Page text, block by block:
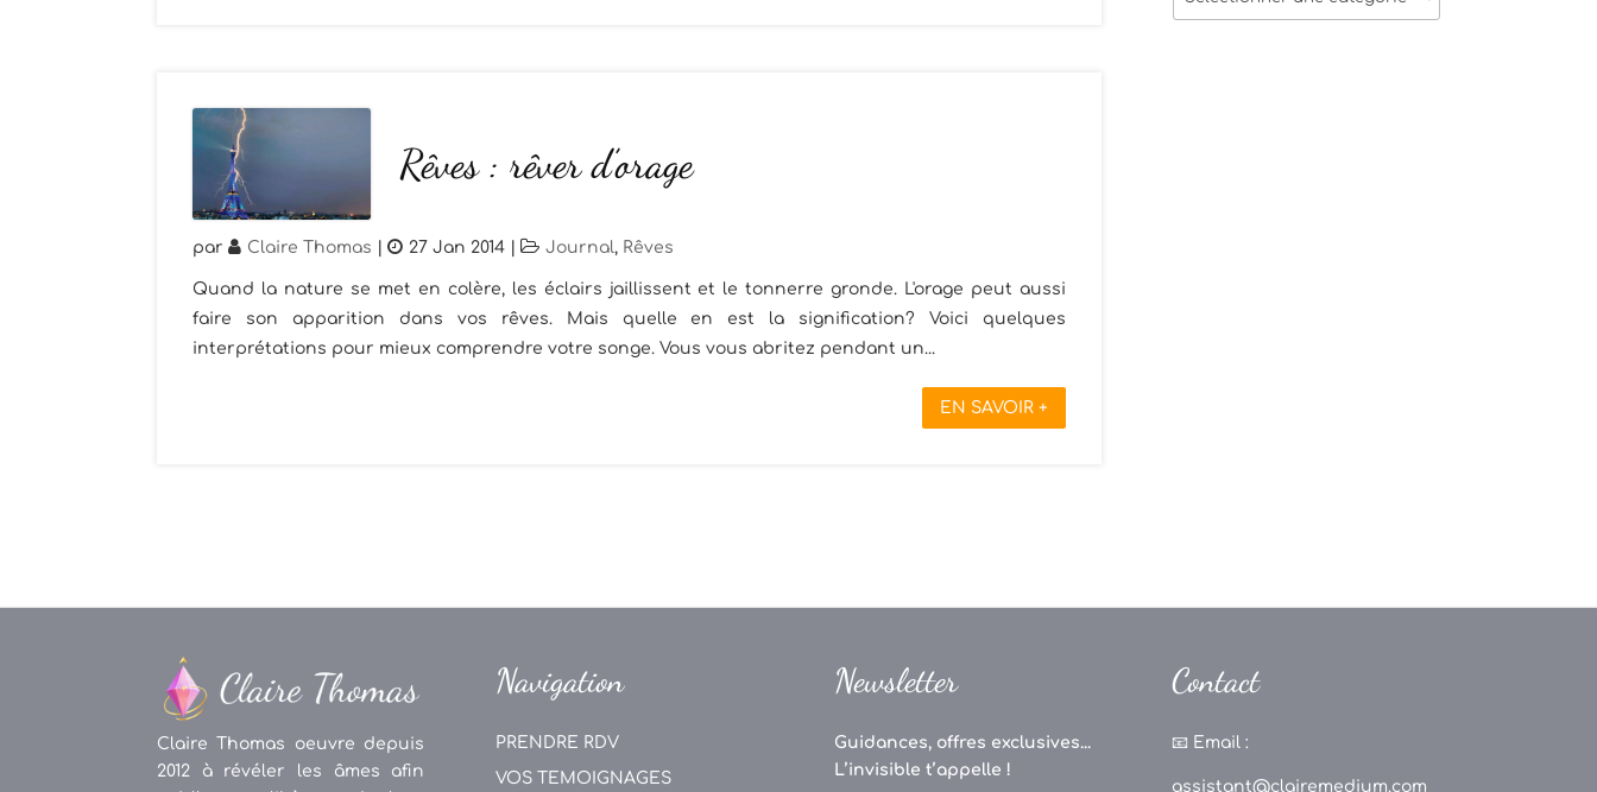
Rêves : rêver d’orage
par Claire Thomas 27 Jan 2014 Journal, Rêves
Quand la nature se met en colère, les éclairs jaillissent et le tonnerre gronde. L'orage peut aussi
faire son apparition dans vos rêves. Mais quelle en est la signification? Voici quelques
interprétations pour mieux comprendre votre songe. Vous vous abritez pendant un...
EN SAVOIR +
des
Claire Thomas oeuvre depuis
2012 à révéler les âmes afin
Navigation
PRENDRE RDV
VOS TEMOIGNAGES
Newsletter
Guidances, offres exclusives...
L’invisible t’appelle !
Contact
📧 Email :
assistant@clairemedium.com